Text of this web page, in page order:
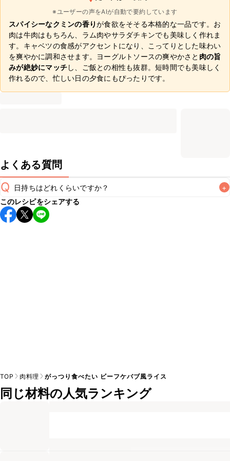
※ユーザーの声をAIが自動で要約しています
スパイシーなクミンの香りが食欲をそそる本格的な一品です。お
肉は牛肉はもちろん、ラム肉やサラダチキンでも美味しく作れま
す。キャベツの食感がアクセントになり、こってりとした味わい
を爽やかに調和させます。ヨーグルトソースの爽やかさと 肉の旨
みが絶妙にマッチし、ご飯との相性も抜群。短時間でも美味しく
作れるので、忙しい日の夕食にもぴったりです。
よくある質問
Q 日持ちはどれくらいですか？ +
こちらのレシピは出来たてをお召し上がりいただくことをお
すすめします。
このレシピをシェアする
TOP 肉料理 がっつり食べたい ビーフケバブ風ライス
同じ材料の人気ランキング